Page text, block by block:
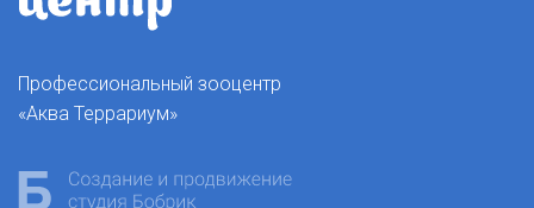
Профессиональный зооцентр
«Аква Террариум»